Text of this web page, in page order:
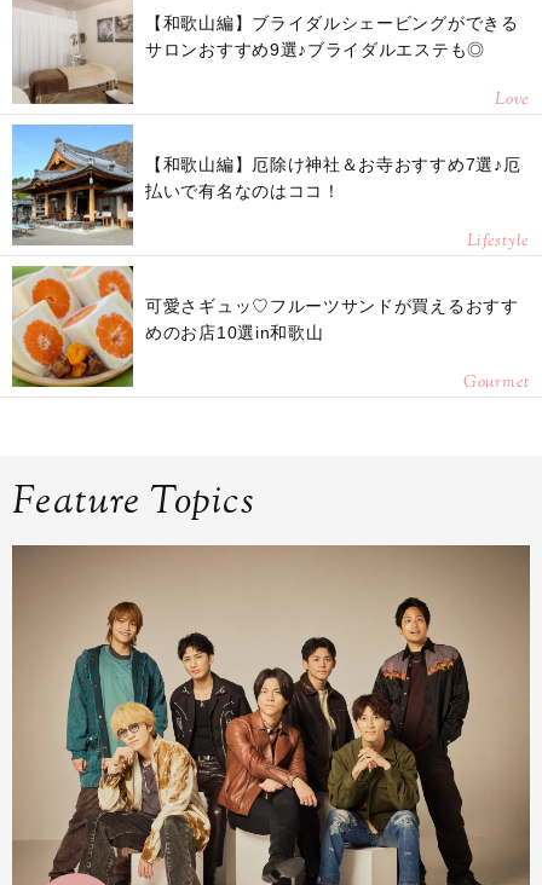
【和歌山編】ブライダルシェービングができる
サロンおすすめ9選♪ブライダルエステも◎
Love
【和歌山編】厄除け神社＆お寺おすすめ7選♪厄
払いで有名なのはココ！
Lifestyle
可愛さギュッ♡フルーツサンドが買えるおすす
めのお店10選in和歌山
Gourmet
Feature Topics